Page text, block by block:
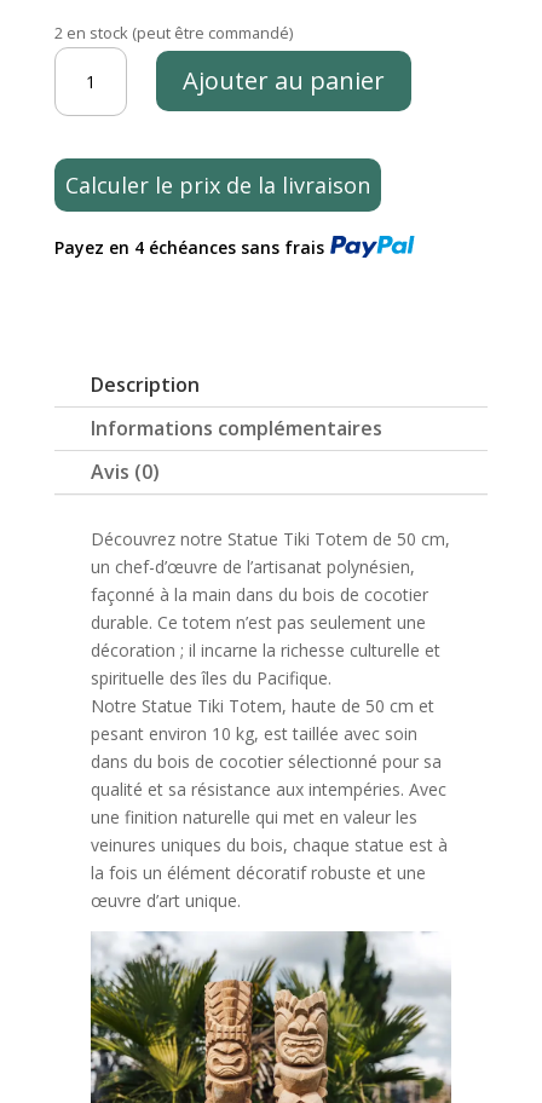
2 en stock (peut être commandé)
quantité
Statue
totem
de
en
Ajouter au panier
Calculer le prix de la livraison
Payez en 4 échéances sans frais
Description
Informations complémentaires
Avis (0)
Découvrez notre Statue Tiki Totem de 50 cm,
un chef-d’œuvre de l’artisanat polynésien,
façonné à la main dans du bois de cocotier
durable. Ce totem n’est pas seulement une
décoration ; il incarne la richesse culturelle et
spirituelle des îles du Pacifique.
Notre Statue Tiki Totem, haute de 50 cm et
pesant environ 10 kg, est taillée avec soin
dans du bois de cocotier sélectionné pour sa
qualité et sa résistance aux intempéries. Avec
une finition naturelle qui met en valeur les
veinures uniques du bois, chaque statue est à
la fois un élément décoratif robuste et une
œuvre d’art unique.